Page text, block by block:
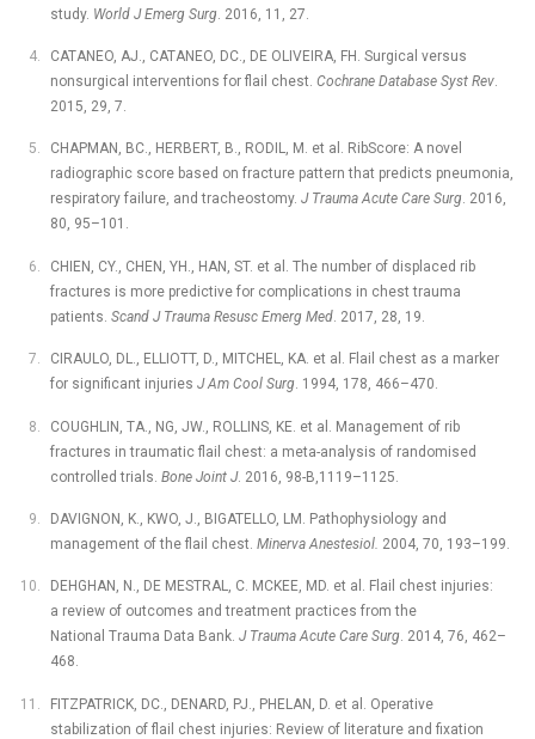
study. World J Emerg Surg . 2016, 11, 27.
CATANEO, AJ., CATANEO, DC., DE OLIVEIRA, FH. Surgical versus
nonsurgical interventions for flail chest. Cochrane Database Syst Rev.
2015, 29, 7.
CHAPMAN, BC., HERBERT, B., RODIL, M. et al. RibScore: A novel
radiographic score based on fracture pattern that predicts pneumonia,
respiratory failure, and tracheostomy. J Trauma Acute Care Surg. 2016,
80, 95–101.
CHIEN, CY., CHEN, YH., HAN, ST. et al. The number of displaced rib
fractures is more predictive for complications in chest trauma
patients. Scand J Trauma Resusc Emerg Med. 2017, 28, 19.
CIRAULO, DL., ELLIOTT, D., MITCHEL, KA. et al. Flail chest as a marker
for significant injuries J Am Cool Surg. 1994, 178, 466–470.
COUGHLIN, TA., NG, JW., ROLLINS, KE. et al. Management of rib
fractures in traumatic flail chest: a meta-analysis of randomised
controlled trials. Bone Joint J. 2016, 98-B,1119–1125.
DAVIGNON, K., KWO, J., BIGATELLO, LM. Pathophysiology and
management of the flail chest. Minerva Anestesiol. 2004, 70, 193–199.
DEHGHAN, N., DE MESTRAL, C. MCKEE, MD. et al. Flail chest injuries:
a review of outcomes and treatment practices from the
National Trauma Data Bank. J Trauma Acute Care Surg. 2014, 76, 462–
468.
FITZPATRICK, DC., DENARD, PJ., PHELAN, D. et al. Operative
stabilization of flail chest injuries: Review of literature and fixation